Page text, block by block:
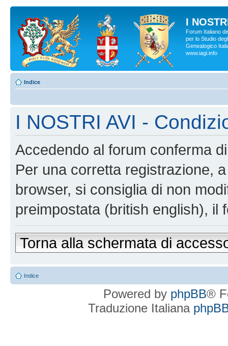
I
Forum Italiano
per lo Studio
Genealogico
www.iagi.info
Indice
I NOSTRI AVI -
Accedendo al forum conferma
Per una corretta registrazione,
browser, si consiglia di non
preimpostata (british english), il
Torna alla schermata di
Indice
Powered by phpBB®
Traduzione Italiana